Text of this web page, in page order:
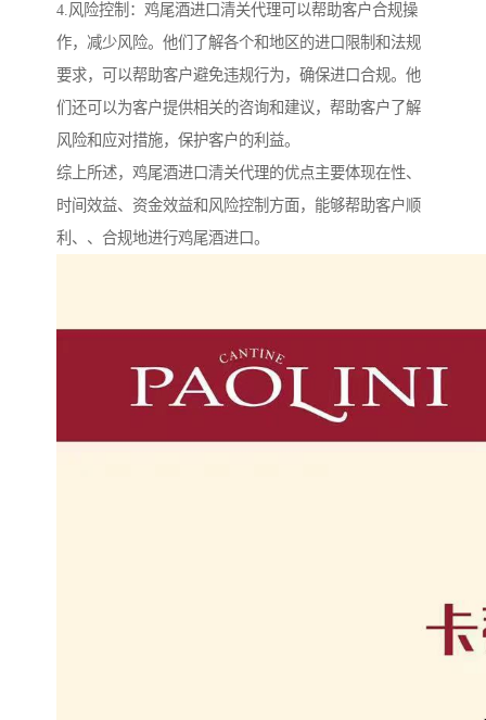
4.风险控制：鸡尾酒进口清关代理可以帮助客户合规操
作，减少风险。他们了解各个和地区的进口限制和法规
要求，可以帮助客户避免违规行为，确保进口合规。他
们还可以为客户提供相关的咨询和建议，帮助客户了解
风险和应对措施，保护客户的利益。
综上所述，鸡尾酒进口清关代理的优点主要体现在性、
时间效益、资金效益和风险控制方面，能够帮助客户顺
利、、合规地进行鸡尾酒进口。